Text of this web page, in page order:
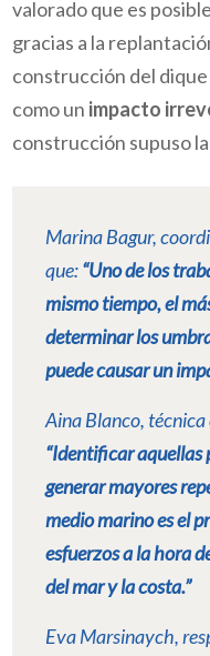
valorado que es
gracias a la
construcción del dique
como un impacto
construcción supuso
Marina Bagur,
que:“Uno de los
mismo tiempo, el
determinar los
puede causar un
Aina Blanco,
“Identificar aquellas
generar mayores
medio marino es el
esfuerzos a la hora
del mar y la costa.”
Eva Marsinaych,